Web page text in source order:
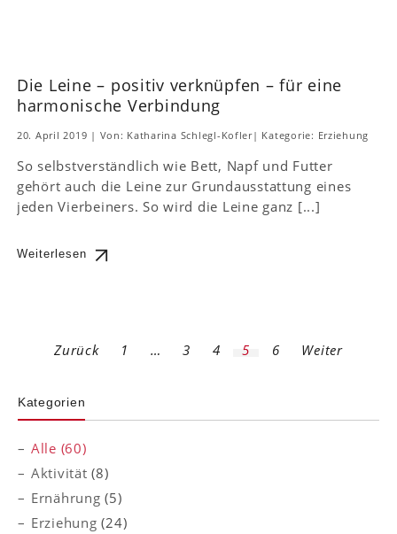
Die Leine – positiv verknüpfen – für eine
harmonische Verbindung
20. April 2019 | Von: Katharina Schlegl-Kofler| Kategorie: Erziehung
So selbstverständlich wie Bett, Napf und Futter
gehört auch die Leine zur Grundausstattung eines
jeden Vierbeiners. So wird die Leine ganz [...]
Weiterlesen
Zurück 1 … 3 4 5 6 Weiter
Kategorien
Alle (60)
Aktivität (8)
Ernährung (5)
Erziehung (24)